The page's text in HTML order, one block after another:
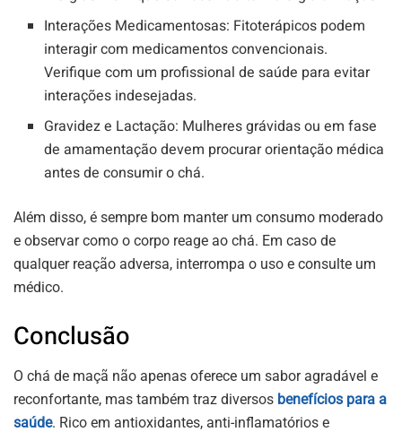
Interações Medicamentosas: Fitoterápicos podem
interagir com medicamentos convencionais.
Verifique com um profissional de saúde para evitar
interações indesejadas.
Gravidez e Lactação: Mulheres grávidas ou em fase
de amamentação devem procurar orientação médica
antes de consumir o chá.
Além disso, é sempre bom manter um consumo moderado
e observar como o corpo reage ao chá. Em caso de
qualquer reação adversa, interrompa o uso e consulte um
médico.
Conclusão
O chá de maçã não apenas oferece um sabor agradável e
reconfortante, mas também traz diversos benefícios para a
saúde. Rico em antioxidantes, anti-inflamatórios e